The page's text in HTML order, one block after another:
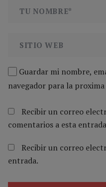
Guardar mi nombre,
navegador para la
Recibir un correo
comentarios a esta
Recibir un correo
entrada.